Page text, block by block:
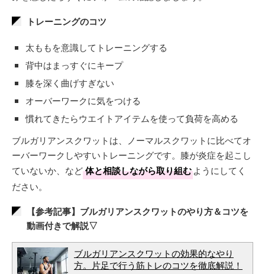
トレーニングのコツ
太ももを意識してトレーニングする
背中はまっすぐにキープ
膝を深く曲げすぎない
オーバーワークに気をつける
慣れてきたらウエイトアイテムを使って負荷を高める
ブルガリアンスクワットは、ノーマルスクワットに比べてオ
ーバーワークしやすいトレーニングです。膝が炎症を起こし
ていないか、など体と相談しながら取り組むようにしてく
ださい。
【参考記事】ブルガリアンスクワットのやり方＆コツを
動画付きで解説▽
ブルガリアンスクワットの効果的なやり
方。片足で行う筋トレのコツを徹底解説！